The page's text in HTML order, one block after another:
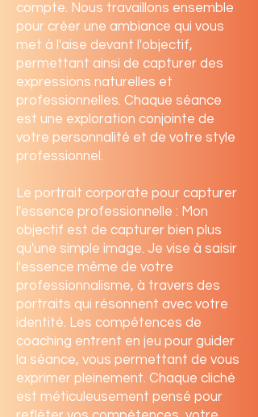
compte. Nous travaillons ensemble
pour créer une ambiance qui vous
met à l'aise devant l'objectif,
permettant ainsi de capturer des
expressions naturelles et
professionnelles. Chaque séance
est une exploration conjointe de
votre personnalité et de votre style
professionnel.
Le portrait corporate pour capturer
l'essence professionnelle : Mon
objectif est de capturer bien plus
qu'une simple image. Je vise à saisir
l'essence même de votre
professionnalisme, à travers des
portraits qui résonnent avec votre
identité. Les compétences de
coaching entrent en jeu pour guider
la séance, vous permettant de vous
exprimer pleinement. Chaque cliché
est méticuleusement pensé pour